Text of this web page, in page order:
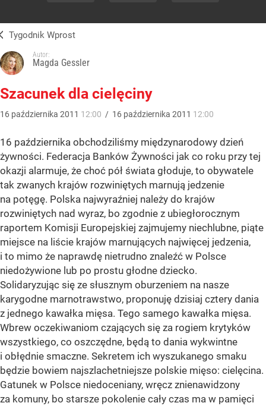
Tygodnik Wprost
Autor:
Magda Gessler
Szacunek dla cielęciny
16 października 2011 12:00 / 16 października 2011 12:00
16 października obchodziliśmy międzynarodowy dzień
żywności. Federacja Banków Żywności jak co roku przy tej
okazji alarmuje, że choć pół świata głoduje, to obywatele
tak zwanych krajów rozwiniętych marnują jedzenie
na potęgę. Polska najwyraźniej należy do krajów
rozwiniętych nad wyraz, bo zgodnie z ubiegłorocznym
raportem Komisji Europejskiej zajmujemy niechlubne, piąte
miejsce na liście krajów marnujących najwięcej jedzenia,
i to mimo że naprawdę nietrudno znaleźć w Polsce
niedożywione lub po prostu głodne dziecko.
Solidaryzując się ze słusznym oburzeniem na nasze
karygodne marnotrawstwo, proponuję dzisiaj cztery dania
z jednego kawałka mięsa. Tego samego kawałka mięsa.
Wbrew oczekiwaniom czających się za rogiem krytyków
wszystkiego, co oszczędne, będą to dania wykwintne
i obłędnie smaczne. Sekretem ich wyszukanego smaku
będzie bowiem najszlachetniejsze polskie mięso: cielęcina.
Gatunek w Polsce niedoceniany, wręcz znienawidzony
za komuny, bo starsze pokolenie cały czas ma w pamięci